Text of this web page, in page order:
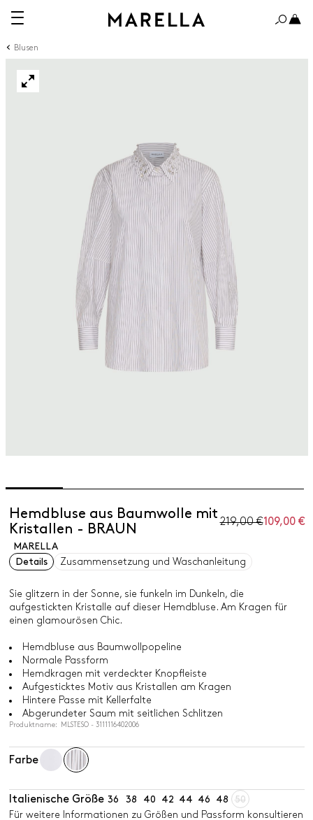
Blusen
Hemdbluse aus Baumwolle mit
Kristallen - BRAUN
219,00 €109,00 €
MARELLA
Details
Zusammensetzung und Waschanleitung
Sie glitzern in der Sonne, sie funkeln im Dunkeln, die
aufgestickten Kristalle auf dieser Hemdbluse. Am Kragen für
einen glamourösen Chic.
Hemdbluse aus Baumwollpopeline
Normale Passform
Hemdkragen mit verdeckter Knopfleiste
Aufgesticktes Motiv aus Kristallen am Kragen
Hintere Passe mit Kellerfalte
Abgerundeter Saum mit seitlichen Schlitzen
Produktname: MLSTESO - 3111116402006
Farbe
Italienische Größe 36 38 40 42 44 46 48
50
Für weitere Informationen zu Größen und Passform konsultieren